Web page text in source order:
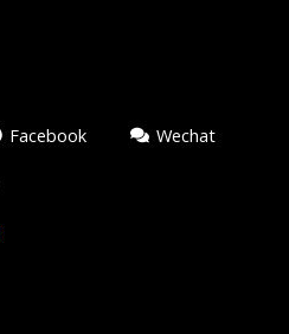
Facebook Wechat